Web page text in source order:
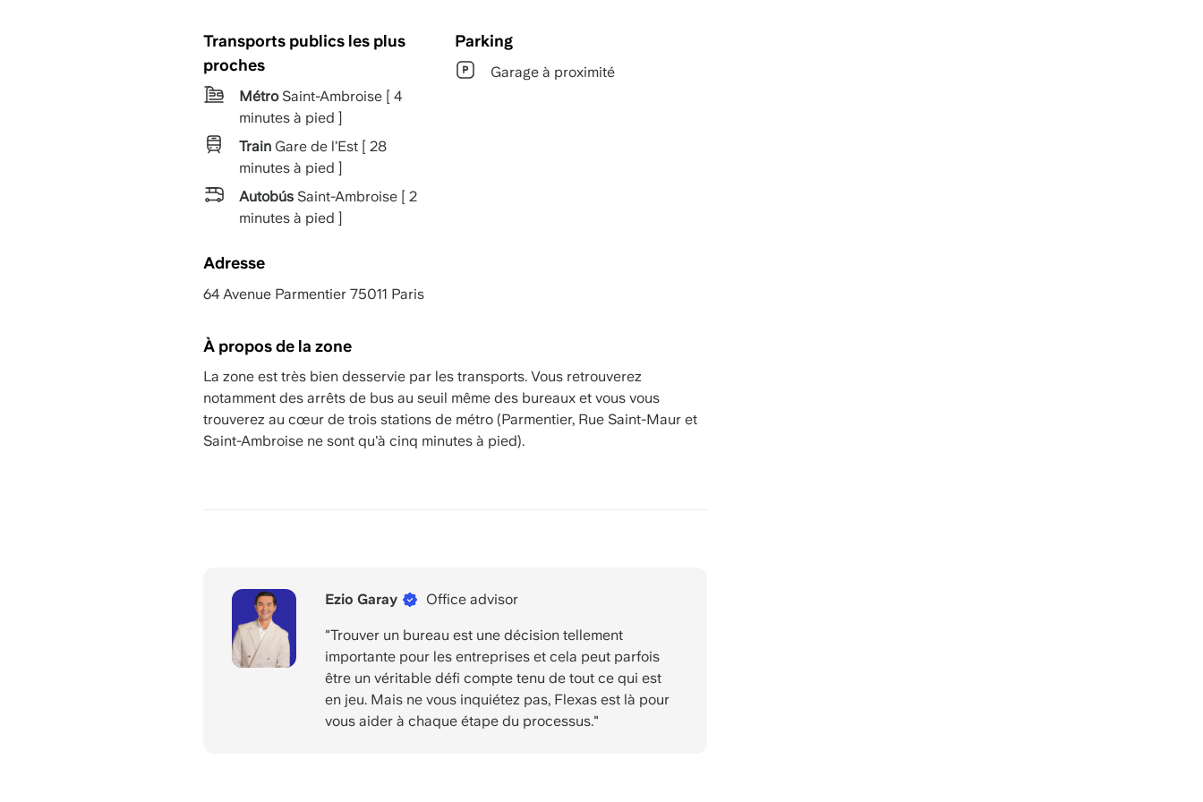
Transports publics les plus
proches
MétroSaint-Ambroise [ 4
minutes à pied ]
TrainGare de l’Est [ 28
minutes à pied ]
AutobúsSaint-Ambroise [ 2
minutes à pied ]
Parking
Garage à proximité
Adresse
64 Avenue Parmentier 75011 Paris
À propos de la zone
La zone est très bien desservie par les transports. Vous retrouverez
notamment des arrêts de bus au seuil même des bureaux et vous vous
trouverez au cœur de trois stations de métro (Parmentier, Rue Saint-Maur et
Saint-Ambroise ne sont qu'à cinq minutes à pied).
Ezio Garay Office advisor
"Trouver un bureau est une décision tellement
importante pour les entreprises et cela peut parfois
être un véritable défi compte tenu de tout ce qui est
en jeu. Mais ne vous inquiétez pas, Flexas est là pour
vous aider à chaque étape du processus."